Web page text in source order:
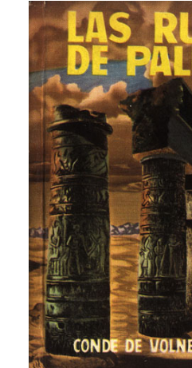
INICIO
QUIENES SOMOS
CATEGORÍAS
AUTORES DESTACADOS
GLOSARIO
CONTACTO
LOGIN / REGISTER